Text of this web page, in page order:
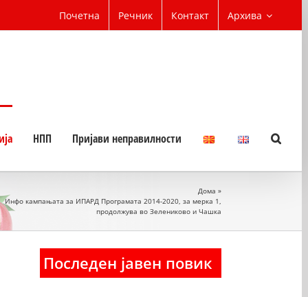
Почетна Речник Контакт Архива
НПП Пријави неправилности
Дома »
Инфо кампањата за ИПАРД Програмата 2014-2020, за мерка 1,
продолжува во Зелениково и Чашка
Последен јавен повик